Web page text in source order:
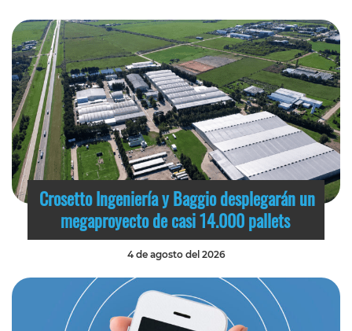
Crosetto Ingeniería y Baggio desplegarán un
megaproyecto de casi 14.000 pallets
4 de agosto del 2026